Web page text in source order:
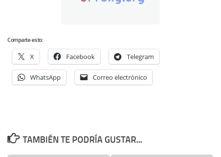
Comparte esto:
X Facebook Telegram
WhatsApp Correo electrónico
TAMBIÉN TE PODRÍA GUSTAR...